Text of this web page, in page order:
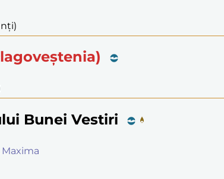
Bunei Vestiri
Maxima